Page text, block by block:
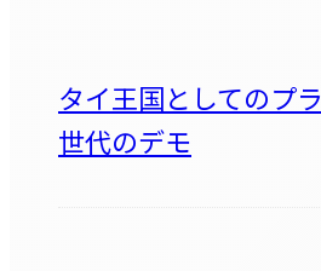
タイ王国としてのプ
世代のデモ